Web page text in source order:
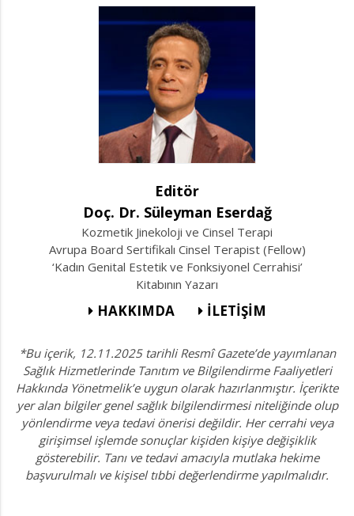
Editör
Doç. Dr. Süleyman Eserdağ
Kozmetik Jinekoloji ve Cinsel Terapi
Avrupa Board Sertifikalı Cinsel Terapist (Fellow)
‘Kadın Genital Estetik ve Fonksiyonel Cerrahisi’
Kitabının Yazarı
HAKKIMDA İLETİŞİM
*Bu içerik, 12.11.2025 tarihli Resmî Gazete’de yayımlanan
Sağlık Hizmetlerinde Tanıtım ve Bilgilendirme Faaliyetleri
Hakkında Yönetmelik’e uygun olarak hazırlanmıştır. İçerikte
yer alan bilgiler genel sağlık bilgilendirmesi niteliğinde olup
yönlendirme veya tedavi önerisi değildir. Her cerrahi veya
girişimsel işlemde sonuçlar kişiden kişiye değişiklik
gösterebilir. Tanı ve tedavi amacıyla mutlaka hekime
başvurulmalı ve kişisel tıbbi değerlendirme yapılmalıdır.